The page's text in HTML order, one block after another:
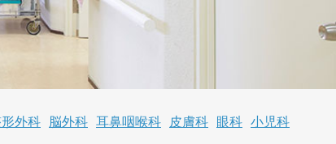
外科 脳外科 耳鼻咽喉科 皮膚科 眼科 小児科